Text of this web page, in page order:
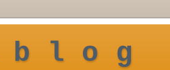
b l o g